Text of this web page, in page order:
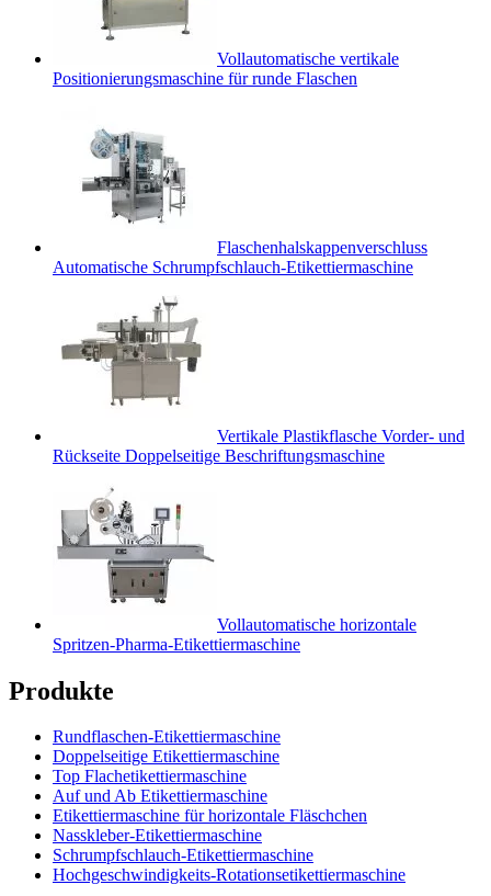
Vollautomatische vertikale
Positionierungsmaschine für runde Flaschen
Flaschenhalskappenverschluss
Automatische Schrumpfschlauch-Etikettiermaschine
Vertikale Plastikflasche Vorder- und
Rückseite Doppelseitige Beschriftungsmaschine
Vollautomatische horizontale
Spritzen-Pharma-Etikettiermaschine
Produkte
Rundflaschen-Etikettiermaschine
Doppelseitige Etikettiermaschine
Top Flachetikettiermaschine
Auf und Ab Etikettiermaschine
Etikettiermaschine für horizontale Fläschchen
Nasskleber-Etikettiermaschine
Schrumpfschlauch-Etikettiermaschine
Hochgeschwindigkeits-Rotationsetikettiermaschine